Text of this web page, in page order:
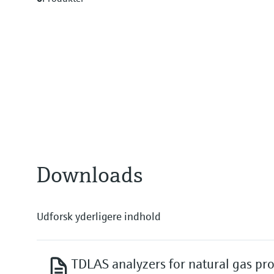
Downloads
Udforsk yderligere indhold
TDLAS analyzers for natural gas